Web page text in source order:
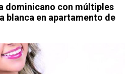
dominicano con múltiples
blanca en apartamento de